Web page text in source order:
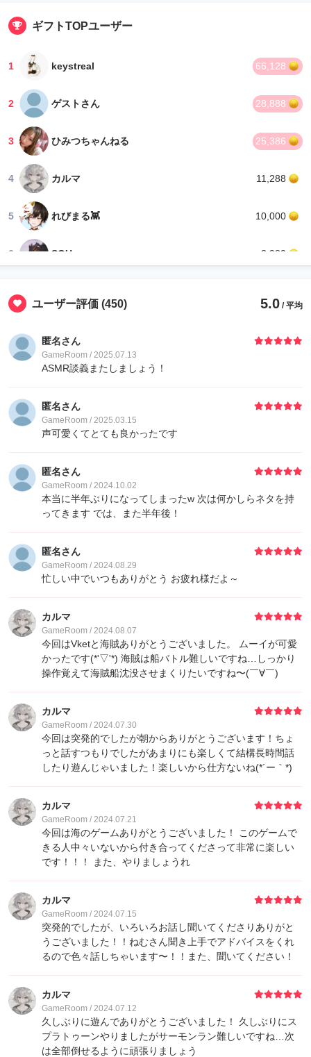
ギフトTOPユーザー
1 keystreal 66,128
2 ゲストさん 28,888
3 ひみつちゃんねる 25,386
4 カルマ 11,288
5 れびまる👾 10,000
6 SOU 3,980
zhoufps1
10 TOM 900
Nana🎀なな(ᐡ*´꒳`*ᐡ)｡🌸
12 yuyuyu 810
Banli
14 ゲストさん 400
16 ꕤ🎨暁山
ゲストさん 20
18
みま 10
18 ひまり⌇8/14までおやすみ
ゲストさん 10
ユーザー評価 (450) 5.0 / 平均
匿名さん
GameRoom / 2025.07.13
ASMR談義またしましょう！
匿名さん
GameRoom / 2025.03.15
声可愛くてとても良かったです
匿名さん
GameRoom / 2024.10.02
本当に半年ぶりになってしまったw 次は何かしらネタを持
ってきます では、また半年後！
匿名さん
GameRoom / 2024.08.29
忙しい中でいつもありがとう お疲れ様だよ～
カルマ
GameRoom / 2024.08.07
今回はVketと海賊ありがとうございました。 ムーイが可愛
かったです(*'▽'*) 海賊は船バトル難しいですね…しっかり
操作覚えて海賊船沈没させまくりたいですね〜(￣∀￣)
カルマ
GameRoom / 2024.07.30
今回は突発的でしたが朝からありがとうございます！ちょ
っと話すつもりでしたがあまりにも楽しくて結構長時間話
したり遊んじゃいました！楽しいから仕方ないね(*´ー｀*)
カルマ
GameRoom / 2024.07.21
今回は海のゲームありがとうございました！ このゲームで
きる人中々いないから付き合ってくださって非常に楽しい
です！！！ また、やりましょうれ
カルマ
GameRoom / 2024.07.15
突発的でしたが、いろいろお話し聞いてくださりありがと
うございました！！ねむさん聞き上手でアドバイスをくれ
るので色々話しちゃいます〜！！また、聞いてください！
カルマ
GameRoom / 2024.07.12
久しぶりに遊んでありがとうございました！ 久しぶりにス
プラトゥーンやりましたがサーモンラン難しいですね…次
は全部倒せるように頑張りましょう